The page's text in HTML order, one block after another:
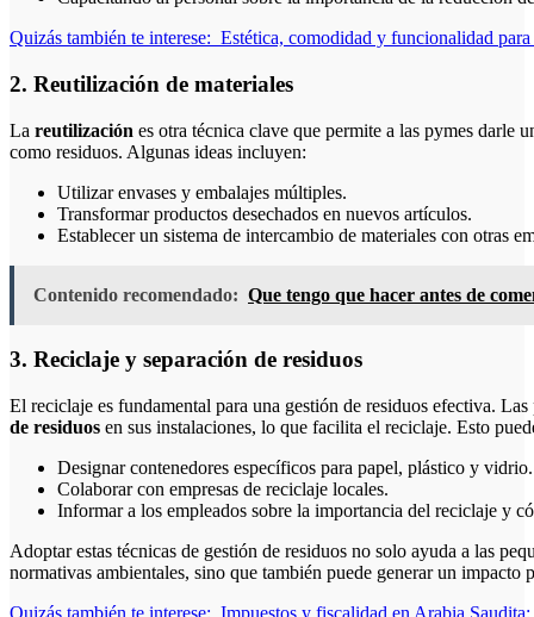
Quizás también te interese: Estética, comodidad y funcionalidad para
2. Reutilización de materiales
La reutilización es otra técnica clave que permite a las pymes darle
como residuos. Algunas ideas incluyen:
Utilizar envases y embalajes múltiples.
Transformar productos desechados en nuevos artículos.
Establecer un sistema de intercambio de materiales con otras
Contenido recomendado: Que tengo que hacer antes de
3. Reciclaje y separación de residuos
El reciclaje es fundamental para una gestión de residuos efectiva.
de residuos en sus instalaciones, lo que facilita el reciclaje. Esto
Designar contenedores específicos para papel, plástico y vidrio.
Colaborar con empresas de reciclaje locales.
Informar a los empleados sobre la importancia del reciclaje y
Adoptar estas técnicas de gestión de residuos no solo ayuda a las
normativas ambientales, sino que también puede generar un
Quizás también te interese: Impuestos y fiscalidad en Arabia